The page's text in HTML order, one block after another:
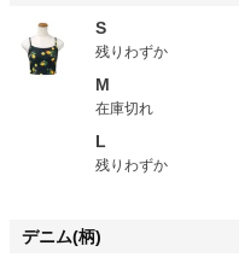
S
残りわずか
M
在庫切れ
L
残りわずか
デニム(柄)